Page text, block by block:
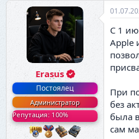
ч
а
л
а
Erasus
Постоялец
Администратор
Репутация: 100%
С 1
Apple
При
без
была
сам